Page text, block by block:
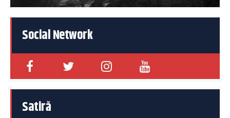
Social Network
Satiră